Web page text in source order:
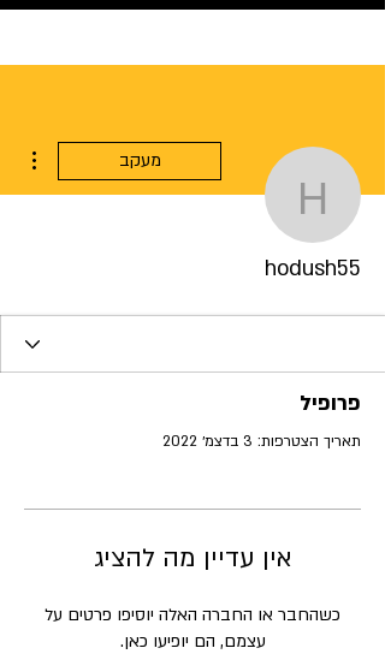
hodush55
מעקב
hodush55
פרופיל
תאריך הצטרפות: 3 בדצמ׳ 2022
אין עדיין מה להציג
כשהחבר או החברה האלה יוסיפו פרטים על
עצמם, הם יופיעו כאן.